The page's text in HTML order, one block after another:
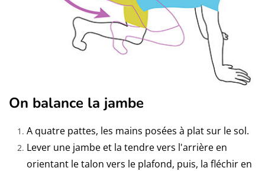
On balance la jambe
A quatre pattes, les mains posées à plat sur le sol.
Lever une jambe et la tendre vers l'arrière en
orientant le talon vers le plafond, puis, la fléchir en